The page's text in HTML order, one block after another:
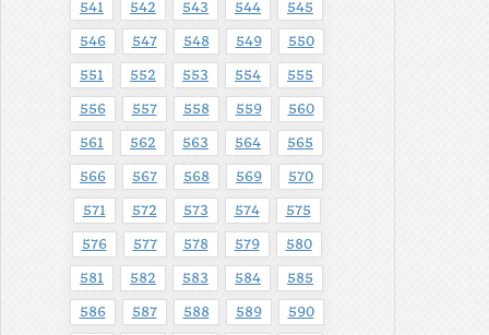
541 542 543 544 545
546 547 548 549 550
551 552 553 554 555
556 557 558 559 560
561 562 563 564 565
566 567 568 569 570
571 572 573 574 575
576 577 578 579 580
581 582 583 584 585
586 587 588 589 590